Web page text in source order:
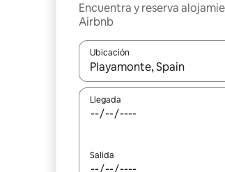
Encuentra y reserva
Airbnb
Ubicación
Cuando los resultados estén
Llegada
Salida